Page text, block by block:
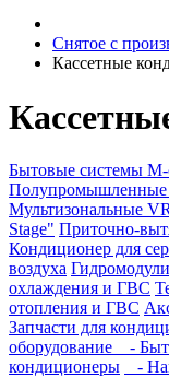
Снятое с
Кассетные
Бытовые системы M-
Полупромышленные
Мультизональные
Stage" Приточно-
Кондиционер для
воздуха
охлаждения и ГВС
отопления и ГВС
Запчасти для
оборудование
-
кондиционеры
-